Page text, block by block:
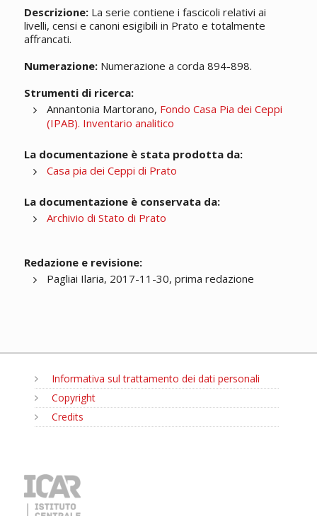
Descrizione:La serie contiene i fascicoli relativi ai
livelli, censi e canoni esigibili in Prato e totalmente
affrancati.
Numerazione:Numerazione a corda 894-898.
Strumenti di ricerca:
Annantonia Martorano, Fondo Casa Pia dei Ceppi
(IPAB). Inventario analitico
La documentazione è stata prodotta da:
Casa pia dei Ceppi di Prato
La documentazione è conservata da:
Archivio di Stato di Prato
Redazione e revisione:
Pagliai Ilaria, 2017-11-30, prima redazione
Informativa sul trattamento dei dati personali
Copyright
Credits